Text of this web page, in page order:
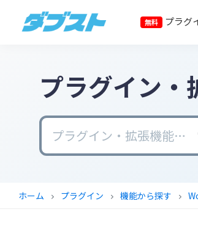
ネ
無料 プラグ
プラグイン・
ホーム chevron_right プラグイン chevron_right 機能から探す chevron_right